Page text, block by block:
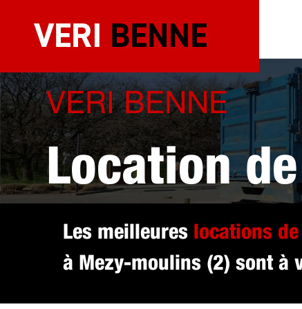
contenu
VERI BENNE
Location
(2)
Les meilleures locations
à Mezy-moulins (2) sont à